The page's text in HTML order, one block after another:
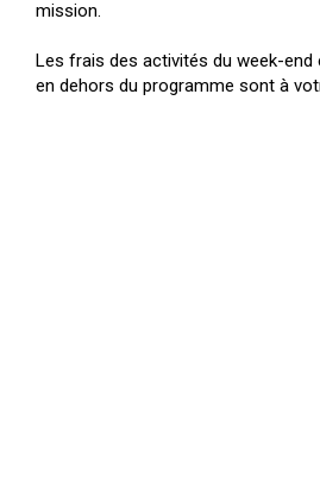
mission.
Les frais des activités du week-
en dehors du programme sont à